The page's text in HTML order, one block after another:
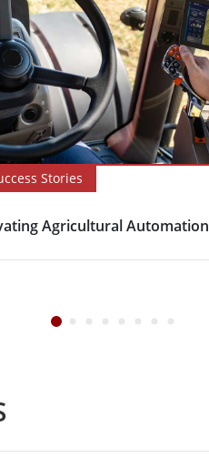
Stories
Agricultural Automation